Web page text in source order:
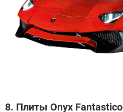
8. Плиты Onyx Fantastico